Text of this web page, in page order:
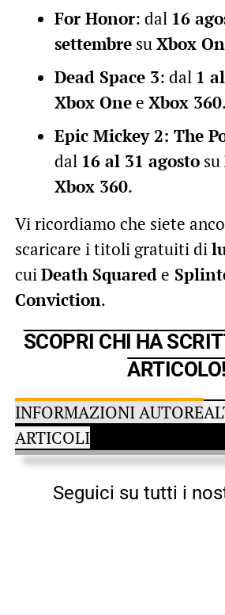
For Honor: dal 16
settembresuXbox
Dead Space 3: dal 1
Xbox Onee Xbox 360.
Epic Mickey 2: The
dal 16 al 31 agostosu
Xbox 360.
Vi ricordiamo che siete
scaricare i titoli gratuiti di
cuiDeath Squarede
Conviction.
SCOPRI CHI HA
ARTICOLO!
INFORMAZIONI AUTORE
ARTICOLI
Seguici su tutti i